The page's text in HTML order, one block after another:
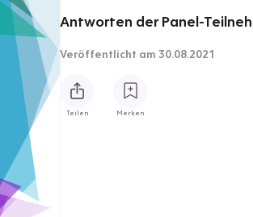
Antworten der Panel-
Veröffentlicht am 30.08.2021
Teilen Merken